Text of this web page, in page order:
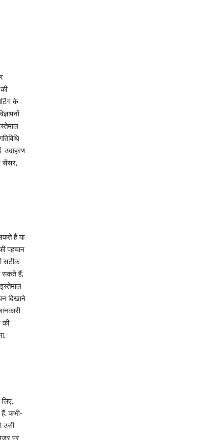
के
उदाहरण
सेंसर,
हैं या
पहचान
सटीक
सकते हैं;
दिखाने
की
कभी-
उसी
पर